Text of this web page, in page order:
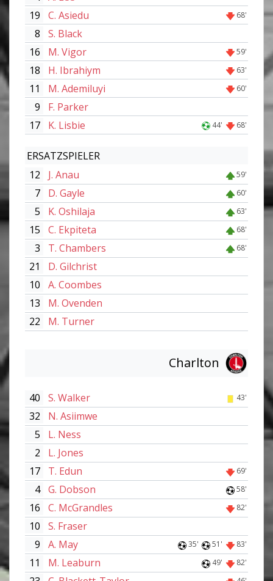
19
C. Asiedu 68'
8
S. Black
16
M. Vigor 59'
18 H. Ibrahiym 63'
11 M. Ademiluyi 60'
9
F. Parker
17
K. Lisbie 44' 68'
ERSATZSPIELER
12
J. Anau 59'
7 D. Gayle 60'
5 K. Oshilaja 63'
15 C. Ekpiteta 68'
3 T. Chambers 68'
21
D. Gilchrist
10
A. Coombes
13
M. Ovenden
22
M. Turner
Charlton
40 S. Walker 43'
32
N. Asiimwe
5
L. Ness
2
L. Jones
17
T. Edun 69'
4 G. Dobson 58'
16 C. McGrandles 82'
10
S. Fraser
9
A. May 35' 51' 83'
11 M. Leaburn 49' 82'